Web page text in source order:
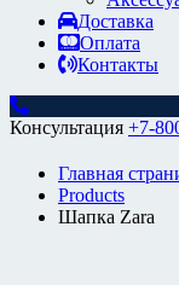
Доставка
Оплата
Контакты
Консультация +7-
Главная
Products
Шапка Zara